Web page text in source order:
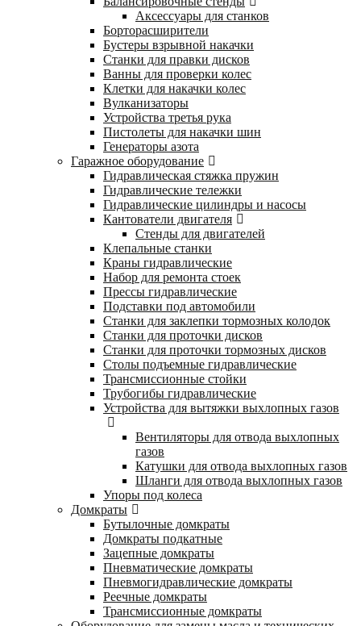
Аксессуары для станков
Борторасширители
Бустеры взрывной накачки
Станки для правки дисков
Ванны для проверки колес
Клетки для накачки колес
Вулканизаторы
Устройства третья рука
Пистолеты для накачки шин
Генераторы азота
Гаражное оборудование
Гидравлическая стяжка пружин
Гидравлические тележки
Гидравлические цилиндры и насосы
Кантователи двигателя
Стенды для двигателей
Клепальные станки
Краны гидравлические
Набор для ремонта стоек
Прессы гидравлические
Подставки под автомобили
Станки для заклепки тормозных колодок
Станки для проточки дисков
Станки для проточки тормозных дисков
Столы подъемные гидравлические
Трансмиссионные стойки
Трубогибы гидравлические
Устройства для вытяжки выхлопных газов
Вентиляторы для отвода выхлопных
газов
Катушки для отвода выхлопных газов
Шланги для отвода выхлопных газов
Упоры под колеса
Домкраты
Бутылочные домкраты
Домкраты подкатные
Зацепные домкраты
Пневматические домкраты
Пневмогидравлические домкраты
Реечные домкраты
Трансмиссионные домкраты